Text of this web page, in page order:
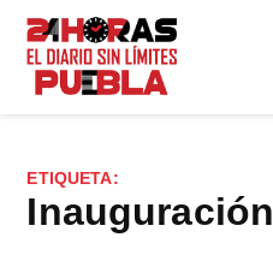
Saltar
contenido
ETIQUETA:
inauguración